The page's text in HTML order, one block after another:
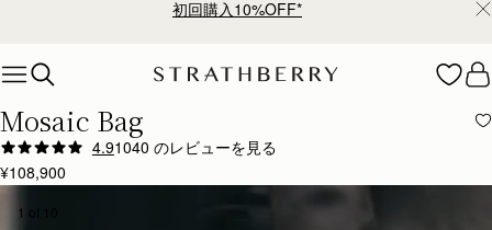
¥35,000円以上お買い上げで配送無料
Mosaic Bag
4.91040 のレビューを見る
¥108,900
1 of 10